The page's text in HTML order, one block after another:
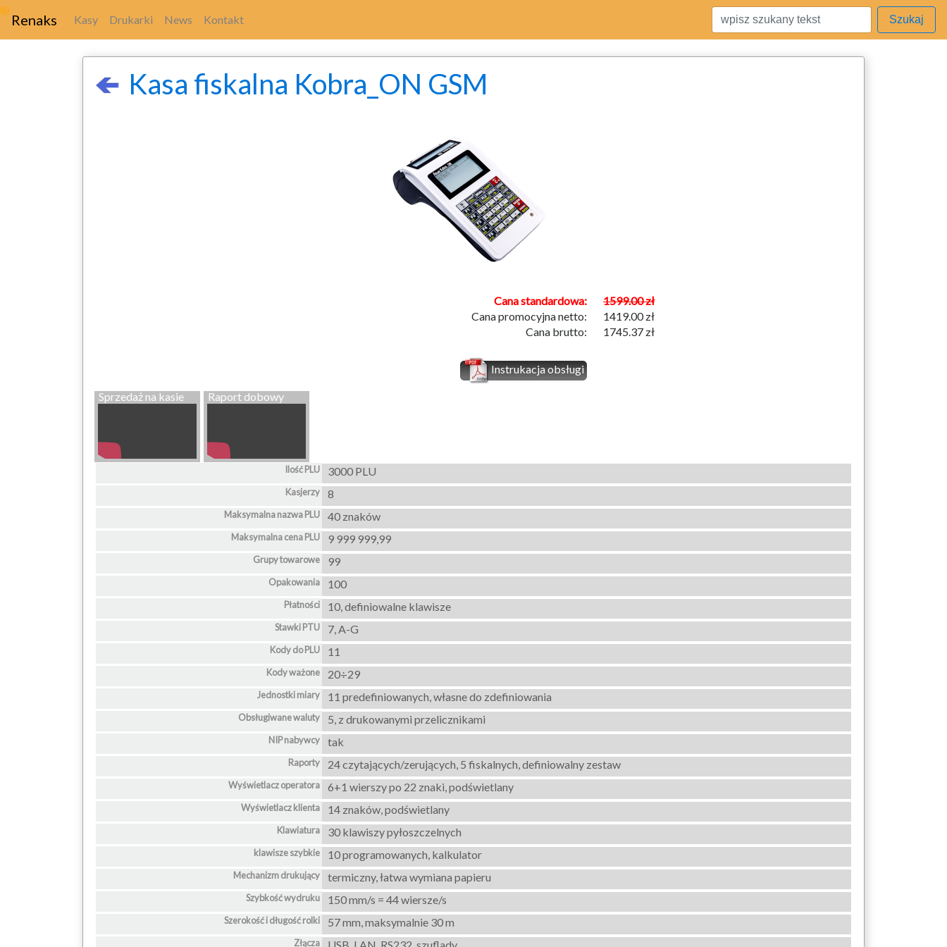
Renaks Kasy Drukarki News Kontakt Szukaj
Kasa fiskalna Kobra_ON GSM
Cana standardowa:
1599.00 zł
Cana promocyjna netto:
1419.00 zł
Cana brutto:
1745.37 zł
Instrukacja obsługi
Sprzedaż na kasie Raport dobowy
Ilość PLU 3000 PLU
Kasjerzy 8
Maksymalna nazwa PLU 40 znaków
Maksymalna cena PLU 9 999 999,99
Grupy towarowe 99
Opakowania 100
Płatności 10, definiowalne klawisze
Stawki PTU 7, A-G
Kody do PLU 11
Kody ważone 20÷29
Jednostki miary 11 predefiniowanych, własne do zdefiniowania
Obsługiwane waluty 5, z drukowanymi przelicznikami
NIP nabywcy tak
Raporty 24 czytających/zerujących, 5 fiskalnych, definiowalny zestaw
Wyświetlacz operatora 6+1 wierszy po 22 znaki, podświetlany
Wyświetlacz klienta 14 znaków, podświetlany
Klawiatura 30 klawiszy pyłoszczelnych
klawisze szybkie 10 programowanych, kalkulator
Mechanizm drukujący termiczny, łatwa wymiana papieru
Szybkość wydruku 150 mm/s = 44 wiersze/s
Szerokość i długość rolki 57 mm, maksymalnie 30 m
Złącza
@